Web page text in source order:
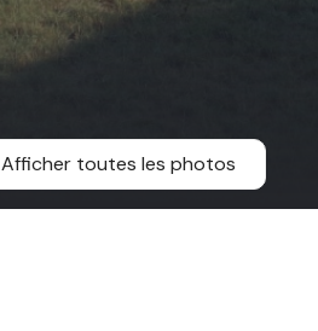
Afficher toutes les photos